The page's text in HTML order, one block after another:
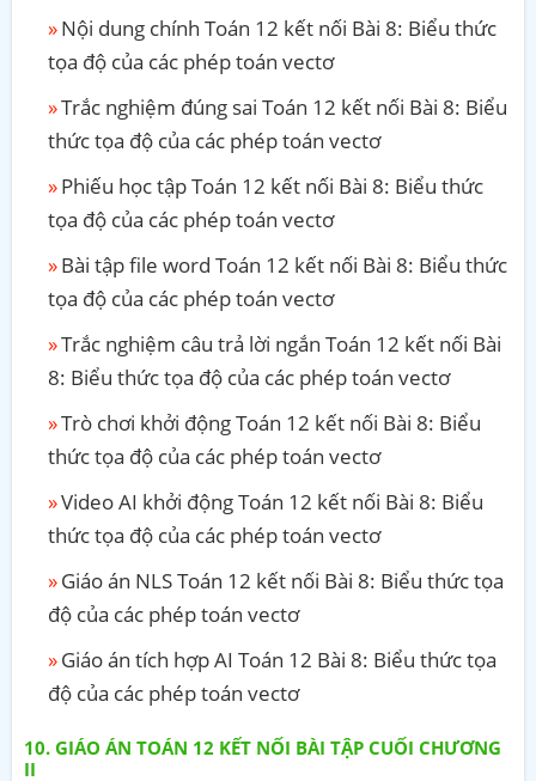
Nội dung chính Toán 12 kết nối Bài 8: Biểu thức
tọa độ của các phép toán vectơ
Trắc nghiệm đúng sai Toán 12 kết nối Bài 8: Biểu
thức tọa độ của các phép toán vectơ
Phiếu học tập Toán 12 kết nối Bài 8: Biểu thức
tọa độ của các phép toán vectơ
Bài tập file word Toán 12 kết nối Bài 8: Biểu thức
tọa độ của các phép toán vectơ
Trắc nghiệm câu trả lời ngắn Toán 12 kết nối Bài
8: Biểu thức tọa độ của các phép toán vectơ
Trò chơi khởi động Toán 12 kết nối Bài 8: Biểu
thức tọa độ của các phép toán vectơ
Video AI khởi động Toán 12 kết nối Bài 8: Biểu
thức tọa độ của các phép toán vectơ
Giáo án NLS Toán 12 kết nối Bài 8: Biểu thức tọa
độ của các phép toán vectơ
Giáo án tích hợp AI Toán 12 Bài 8: Biểu thức tọa
độ của các phép toán vectơ
GIÁO ÁN TOÁN 12 KẾT NỐI BÀI TẬP CUỐI CHƯƠNG
II